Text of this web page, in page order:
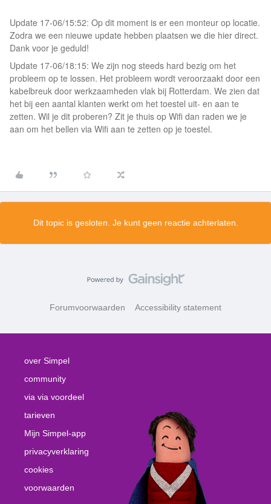
Update 17-06/15:52: Op dit moment is er een monteur op locatie.
Zodra we een nieuwe update hebben plaatsen we die hier direct.
Dank voor je geduld!
Update 17-06/18:15: We zijn nog steeds hard bezig om het
probleem op te lossen. Het probleem wordt veroorzaakt door een
kabelbreuk door werkzaamheden vlak bij Rotterdam. We zien dat
het bij een aantal klanten werkt om het toestel uit- en aan te
zetten. Wil je dit proberen? Zit je thuis op Wifi dan raden we je
aan om het bellen via Wifi aan te zetten op je toestel.
Dit topic is gesloten. Je kunt geen reactie achterlaten.
Forumvoorwaarden Accessibility statement
over Simpel
community
via via voordeel
tarieven
Mijn Simpel-app
privacyverklaring
cookies
voorwaarden